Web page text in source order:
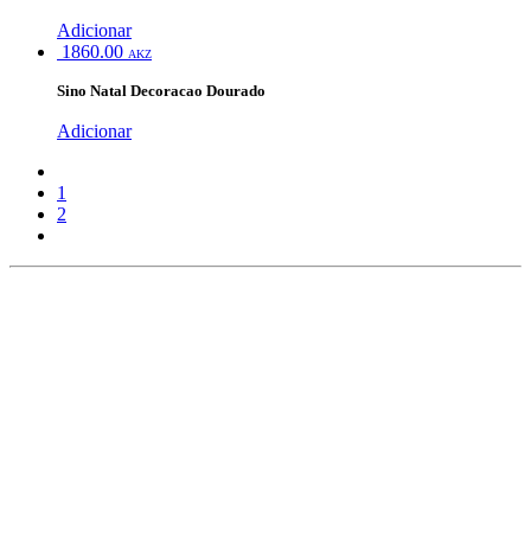
Adicionar
1860.00 AKZ
Sino Natal Decoracao Dourado
Adicionar
1
2